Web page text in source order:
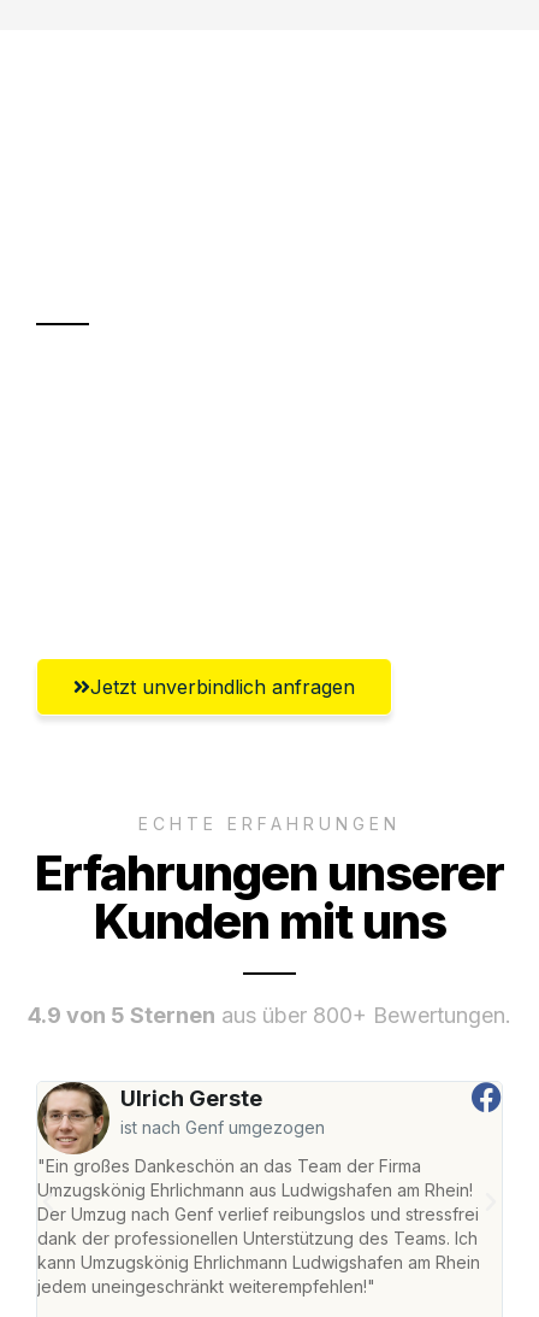
Jetzt unverbindlich anfragen
ECHTE ERFAHRUNGEN
Erfahrungen unserer
Kunden mit uns
4.9 von 5 Sternen aus über 800+ Bewertungen.
Ulrich Gerste
ist nach Genf umgezogen
"Ein großes Dankeschön an das Team der Firma
Umzugskönig Ehrlichmann aus Ludwigshafen am Rhein!
Der Umzug nach Genf verlief reibungslos und stressfrei
dank der professionellen Unterstützung des Teams. Ich
kann Umzugskönig Ehrlichmann Ludwigshafen am Rhein
jedem uneingeschränkt weiterempfehlen!"